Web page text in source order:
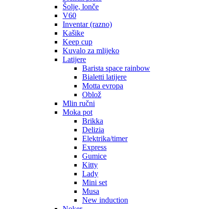
Šolje, lonče
V60
Inventar (razno)
Kašike
Keep cup
Kuvalo za mlijeko
Latijere
Barista space rainbow
Bialetti latijere
Motta evropa
Oblož
Mlin ručni
Moka pot
Brikka
Delizia
Elektrika/timer
Express
Gumice
Kitty
Lady
Mini set
Musa
New induction